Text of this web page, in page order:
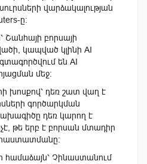
վարձակալության
ը։
բորսայի
կապված կլինի AI
են AI
մեջ։
խոսքով՝ դեռ շատ վաղ է
գործարկման
դեռ կարող է
թե երբ է բորսան մտադիր
հաստատմանը։
համաձայն՝ Չինաստանում